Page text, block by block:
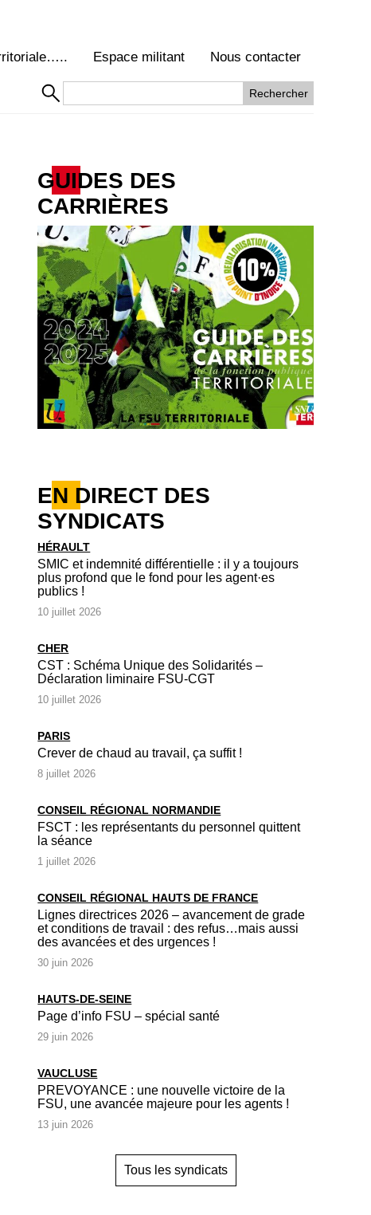
Espace militant Nous contacter
GUIDES DES
CARRIÈRES
EN DIRECT DES
SYNDICATS
HÉRAULT
SMIC et indemnité différentielle : il y a toujours
plus profond que le fond pour les agent·es
publics !
10 juillet 2026
CHER
CST : Schéma Unique des Solidarités –
Déclaration liminaire FSU-CGT
10 juillet 2026
PARIS
Crever de chaud au travail, ça suffit !
8 juillet 2026
CONSEIL RÉGIONAL NORMANDIE
FSCT : les représentants du personnel quittent
la séance
1 juillet 2026
CONSEIL RÉGIONAL HAUTS DE FRANCE
Lignes directrices 2026 – avancement de grade
et conditions de travail : des refus…mais aussi
des avancées et des urgences !
30 juin 2026
HAUTS-DE-SEINE
Page d’info FSU – spécial santé
29 juin 2026
VAUCLUSE
PREVOYANCE : une nouvelle victoire de la
FSU, une avancée majeure pour les agents !
13 juin 2026
Tous les syndicats